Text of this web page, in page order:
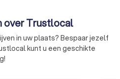
en
verlenen van
voorlichting,
aan zijn leden, en
tot de algemene
over Trustlocal
in uw plaats? Bespaar jezelf
kunt u een geschikte